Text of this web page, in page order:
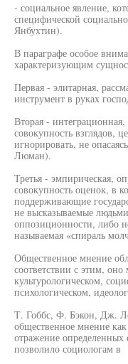
- социальное явление,
специфической
Янбухтин).
В параграфе особое
характеризующим
Первая - элитарная,
инструмент в руках
Вторая -
совокупность взглядов,
игнорировать, не
Люман).
Третья - эмпирическая,
совокупность оценок, в
поддерживающие
не высказываемые
оппозиционности, либо
называемая «спираль
Общественное мнение
соответствии с этим,
культурологическом,
психологическом,
Т. Гоббс, Ф. Бэкон, Дж.
общественное мнение
отражение определенных
позволило социологам в